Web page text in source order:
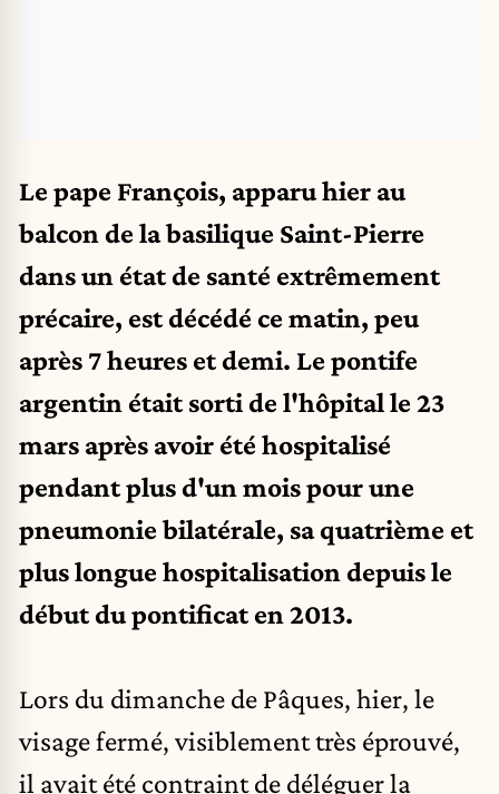
Le pape François, apparu hier au
balcon de la basilique Saint-Pierre
dans un état de santé extrêmement
précaire, est décédé ce matin, peu
après 7 heures et demi. Le pontife
argentin était sorti de l'hôpital le 23
mars après avoir été hospitalisé
pendant plus d'un mois pour une
pneumonie bilatérale, sa quatrième et
plus longue hospitalisation depuis le
début du pontificat en 2013.
Lors du dimanche de Pâques, hier, le
visage fermé, visiblement très éprouvé,
il avait été contraint de déléguer la